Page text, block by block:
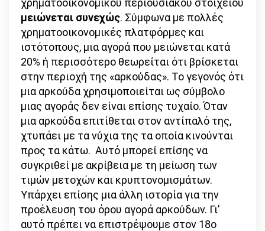
χρηματοοικονομικού περιουσιακού στοιχείου
μειώνεται συνεχώς. Σύμφωνα με πολλές
χρηματοοικονομικές πλατφόρμες και
ιστότοπους, μια αγορά που μειώνεται κατά
20% ή περισσότερο θεωρείται ότι βρίσκεται
στην περιοχή της «αρκούδας». Το γεγονός ότι
μια αρκούδα χρησιμοποιείται ως σύμβολο
μιας αγοράς δεν είναι επίσης τυχαίο. Όταν
μια αρκούδα επιτίθεται στον αντίπαλό της,
χτυπάει με τα νύχια της τα οποία κινούνται
προς τα κάτω. Αυτό μπορεί επίσης να
συγκριθεί με ακρίβεια με τη μείωση των
τιμών μετοχών και κρυπτονομισμάτων.
Υπάρχει επίσης μια άλλη ιστορία για την
προέλευση του όρου αγορά αρκούδων. Γι’
αυτό πρέπει να επιστρέψουμε στον 18ο